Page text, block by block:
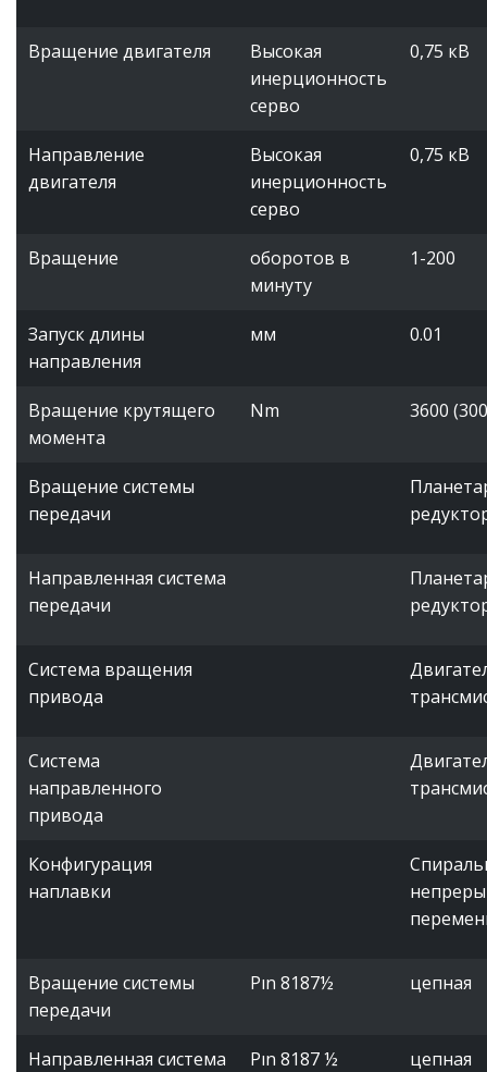
Вращение двигателя
Высокая
инерционность
серво
0,75 кВ
Направление
двигателя
Высокая
инерционность
серво
0,75 кВ
Вращение
оборотов в
минуту
1-200
Запуск длины
направления
мм 0.01
Вращение крутящего
момента
Nm 3600
Вращение системы
передачи
Направленная система
передачи
Система вращения
привода
Система
направленного
привода
Конфигурация
наплавки
Вращение системы
передачи
Pın 8187½ цепная
Направленная система
Pın 8187 ½ цепная